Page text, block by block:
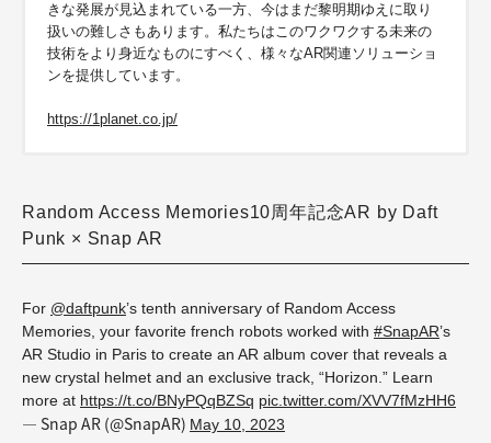
きな発展が見込まれている一方、今はまだ黎明期ゆえに取り
扱いの難しさもあります。私たちはこのワクワクする未来の
技術をより身近なものにすべく、様々なAR関連ソリューショ
ンを提供しています。
https://1planet.co.jp/
Random Access Memories10周年記念AR by Daft
Punk × Snap AR
For @daftpunk’s tenth anniversary of Random Access
Memories, your favorite french robots worked with #SnapAR’s
AR Studio in Paris to create an AR album cover that reveals a
new crystal helmet and an exclusive track, “Horizon.” Learn
more at https://t.co/BNyPQqBZSq pic.twitter.com/XVV7fMzHH6
— Snap AR (@SnapAR) May 10, 2023